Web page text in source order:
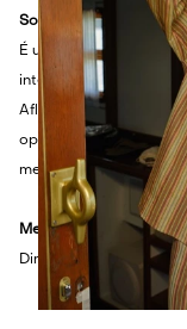
Sobre a pedra
É uma das pedras de
interior, o poder
Aflora a criatividade,
oportunidades e
melhor” brilhar.
Medidas
Dimensões: 15 x 8 cm